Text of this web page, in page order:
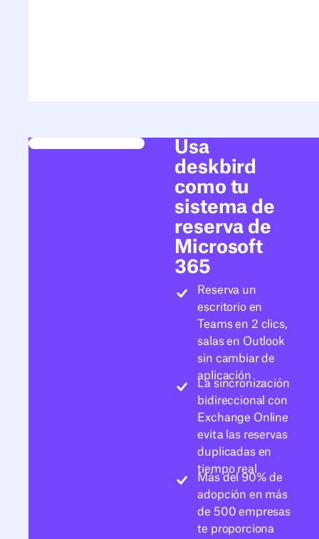
Usa
deskbird
como tu
sistema de
reserva de
Microsoft
365
Reserva un
escritorio en
Teams en 2 clics,
salas en Outlook
sin cambiar de
aplicación
La sincronización
bidireccional con
Exchange Online
evita las reservas
duplicadas en
tiempo real
Más del 90% de
adopción en más
de 500 empresas
te proporciona